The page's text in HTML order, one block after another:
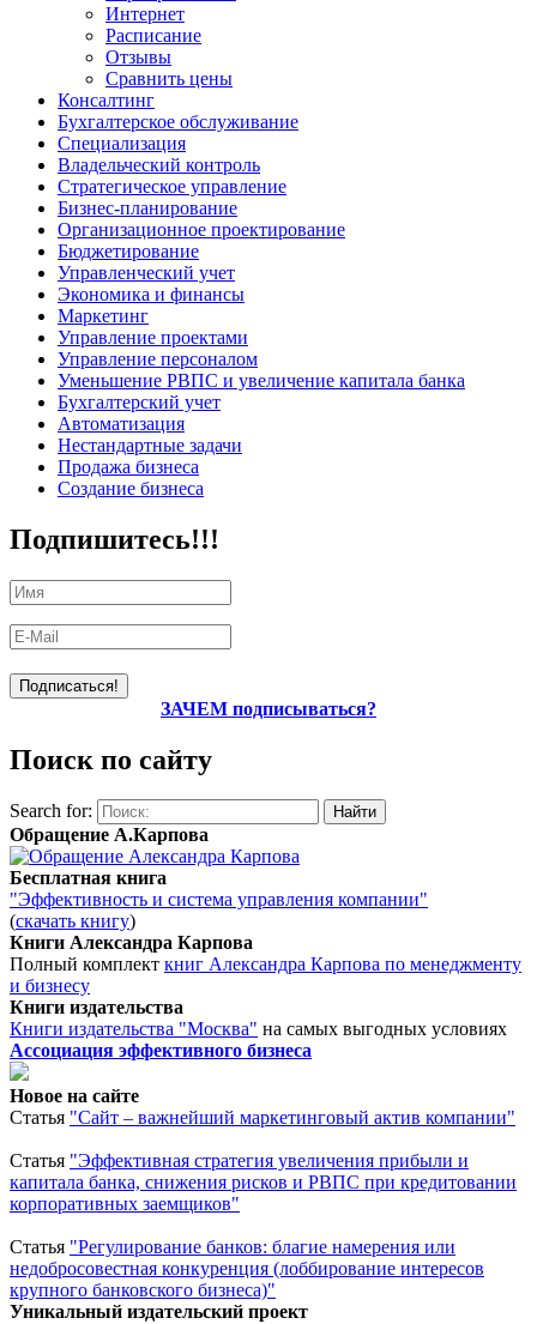
Интернет
Расписание
Отзывы
Сравнить цены
Консалтинг
Бухгалтерское обслуживание
Специализация
Владельческий контроль
Стратегическое управление
Бизнес-планирование
Организационное проектирование
Бюджетирование
Управленческий учет
Экономика и финансы
Маркетинг
Управление проектами
Управление персоналом
Уменьшение РВПС и увеличение капитала банка
Бухгалтерский учет
Автоматизация
Нестандартные задачи
Продажа бизнеса
Создание бизнеса
Подпишитесь!!!
ЗАЧЕМ подписываться?
Поиск по сайту
Search for:
Обращение А.Карпова
Бесплатная книга
"Эффективность и система управления компании"
(скачать книгу)
Книги Александра Карпова
Полный комплект книг Александра Карпова по менеджменту
и бизнесу
Книги издательства
Книги издательства "Москва" на самых выгодных условиях
Ассоциация эффективного бизнеса
Новое на сайте
Статья "Сайт – важнейший маркетинговый актив компании"
Статья "Эффективная стратегия увеличения прибыли и
капитала банка, снижения рисков и РВПС при кредитовании
корпоративных заемщиков"
Статья "Регулирование банков: благие намерения или
недобросовестная конкуренция (лоббирование интересов
крупного банковского бизнеса)"
Уникальный издательский проект